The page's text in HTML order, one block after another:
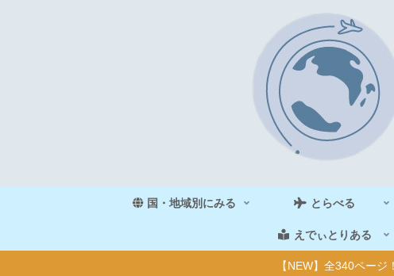
国・地域別にみる とらべる
えでぃとりある
【NEW】全340ペー